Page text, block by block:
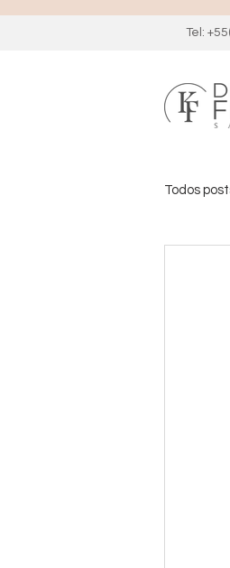
Tel:
Todos